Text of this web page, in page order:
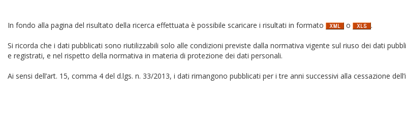
In fondo alla pagina del risultato della ricerca effettuata è possibile scaricare i risultati in formato o .
Si ricorda che i dati pubblicati sono riutilizzabili solo alle condizioni previste dalla normativa vigente sul riuso dei dati
e registrati, e nel rispetto della normativa in materia di protezione dei dati personali.
Ai sensi dell’art. 15, comma 4 del d.lgs. n. 33/2013, i dati rimangono pubblicati per i tre anni successivi alla cessazione